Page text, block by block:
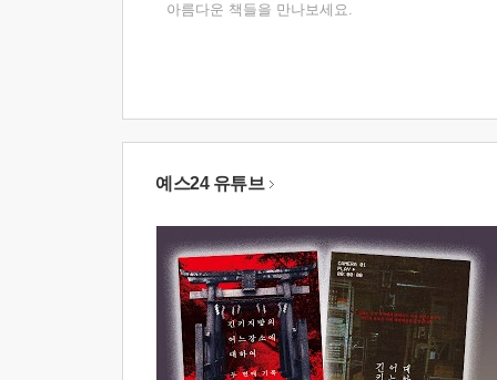
아름다운 책들을 만나보세요.
예스24 유튜브